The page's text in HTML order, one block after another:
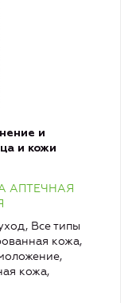
и
и кожи
АПТЕЧНАЯ
Все типы
кожа,
кожа,